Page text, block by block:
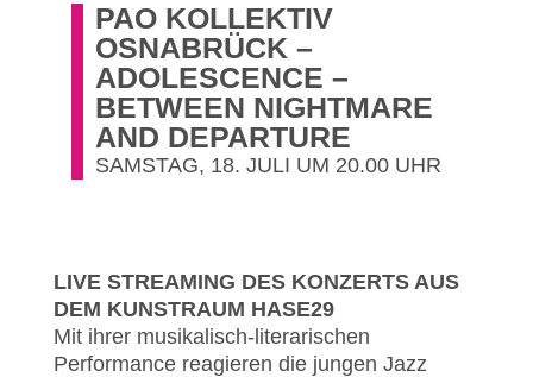
PAO KOLLEKTIV
OSNABRÜCK –
ADOLESCENCE –
BETWEEN NIGHTMARE
AND DEPARTURE
SAMSTAG, 18. JULI UM 20.00 UHR
LIVE STREAMING DES KONZERTS AUS
DEM KUNSTRAUM HASE29
Mit ihrer musikalisch-literarischen
Performance reagieren die jungen Jazz